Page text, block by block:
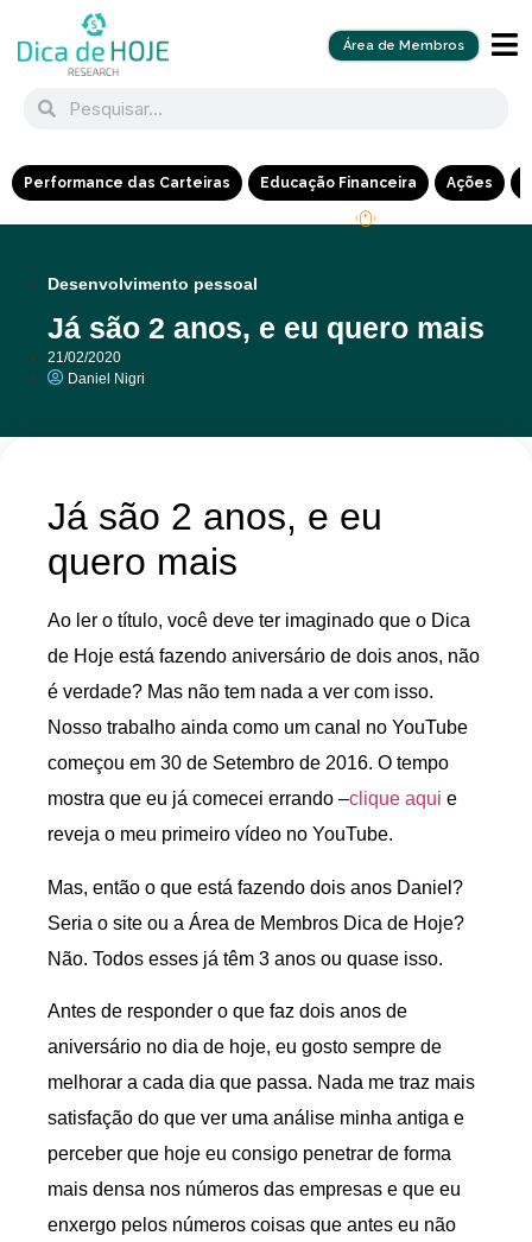
Área de Membros
Performance das Carteiras Educação Financeira Ações
Desenvolvimento pessoal
Já são 2 anos, e eu quero mais
21/02/2020
Daniel Nigri
Já são 2 anos, e eu
quero mais
Ao ler o título, você deve ter imaginado que o Dica
de Hoje está fazendo aniversário de dois anos, não
é verdade? Mas não tem nada a ver com isso.
Nosso trabalho ainda como um canal no YouTube
começou em 30 de Setembro de 2016. O tempo
mostra que eu já comecei errando –clique aqui e
reveja o meu primeiro vídeo no YouTube.
Mas, então o que está fazendo dois anos Daniel?
Seria o site ou a Área de Membros Dica de Hoje?
Não. Todos esses já têm 3 anos ou quase isso.
Antes de responder o que faz dois anos de
aniversário no dia de hoje, eu gosto sempre de
melhorar a cada dia que passa. Nada me traz mais
satisfação do que ver uma análise minha antiga e
perceber que hoje eu consigo penetrar de forma
mais densa nos números das empresas e que eu
enxergo pelos números coisas que antes eu não